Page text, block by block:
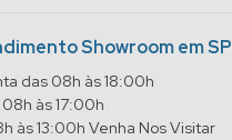
Showroom em SP
das 08h às 18:00h
às 17:00h
às 13:00h Venha Nos Visitar